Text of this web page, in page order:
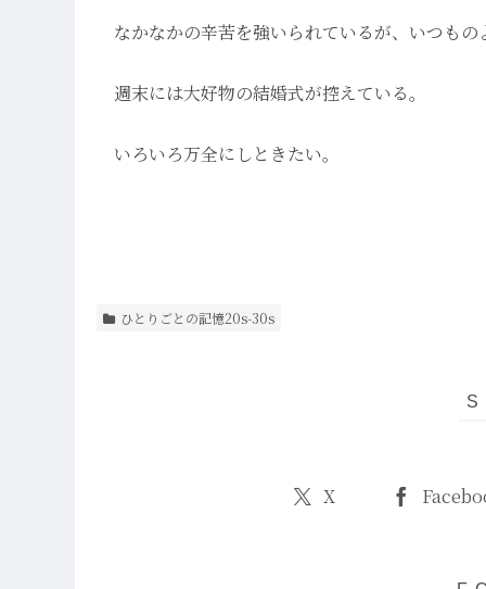
なかなかの辛苦を強いられているが、いつも
週末には大好物の結婚式が控えている。
いろいろ万全にしときたい。
ひとりごとの記憶20s-30s
X